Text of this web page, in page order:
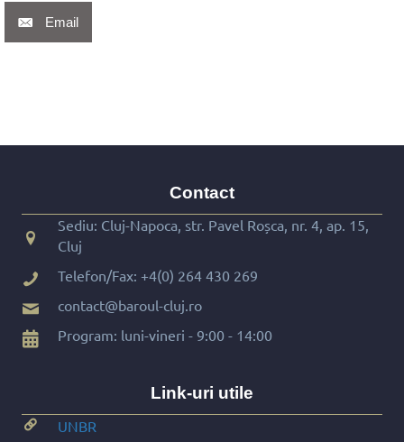
Email
Contact
Sediu: Cluj-Napoca, str. Pavel Roșca, nr. 4, ap. 15,
Cluj
Telefon/Fax: +4(0) 264 430 269
contact@baroul-cluj.ro
Program: luni-vineri - 9:00 - 14:00
Link-uri utile
UNBR